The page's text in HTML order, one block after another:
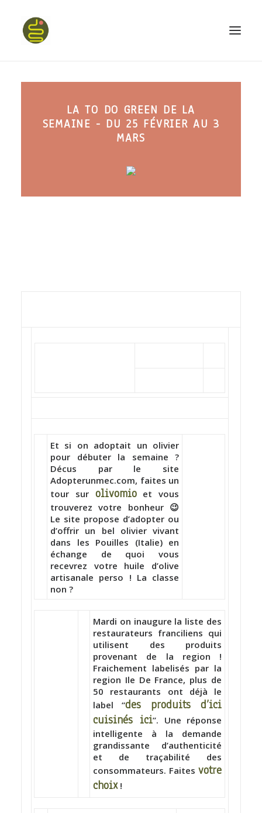
PROGRAMME HAPPY BELLY
MON LIVRE
LA TO DO GREEN DE LA
SEMAINE - DU 25 FÉVRIER AU 3
MARS
Et si on adoptait un olivier
pour débuter la semaine ?
Décus par le site
Adopterunmec.com, faites un
tour sur olivomioet vous
trouverez votre bonheur 😉
Le site propose d’adopter ou
d’offrir un bel olivier vivant
dans les Pouilles (Italie) en
échange de quoi vous
recevrez votre huile d’olive
artisanale perso ! La classe
non ?
Mardi on inaugure la liste des
restaurateurs franciliens qui
utilisent des produits
provenant de la region !
Fraichement labelisés par la
region Ile De France, plus de
50 restaurants ont déjà le
label “des produits d’ici
cuisinés ici”. Une réponse
intelligente à la demande
grandissante d’authenticité
et de traçabilité des
consommateurs. Faites votre
choix !